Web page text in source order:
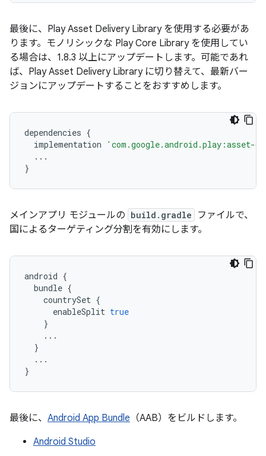
最後に、Play Asset Delivery Library を使用する必要があ
ります。モノリシックな Play Core Library を使用してい
る場合は、1.8.3 以上にアップデートします。可能であれ
ば、Play Asset Delivery Library に切り替えて、最新バー
ジョンにアップデートすることをおすすめします。
dependencies {
implementation
'com.google.android.play:asset-
...
}
メインアプリ モジュールの build.gradle
ファイルで、
国によるターゲティング分割を有効にします。
android {
bundle {
countrySet {
enableSplit true
}
...
}
...
}
最後に、 Android App Bundle （AAB）をビルドします。
Android Studio